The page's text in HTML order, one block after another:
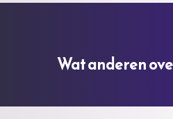
Wat anderen